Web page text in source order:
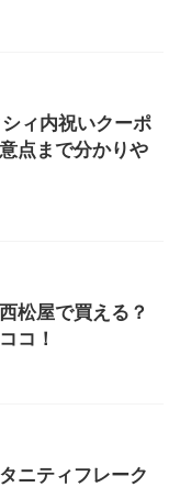
シィ内祝いクーポ
点まで分かりや
松屋で買える？
コ！
ニティフレーク